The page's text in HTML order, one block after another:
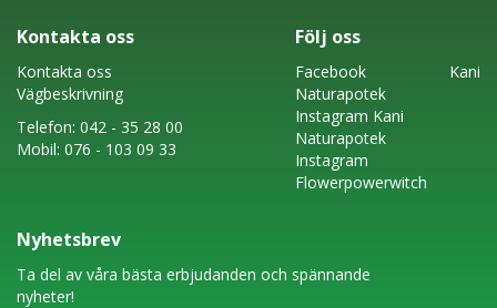
Kontakta oss
Kontakta oss
Vägbeskrivning
Telefon: 042 - 35 28 00
Mobil: 076 - 103 09 33
Följ oss
FacebookKani
Naturapotek
Instagram Kani
Naturapotek
Instagram
Flowerpowerwitch
Nyhetsbrev
Ta del av våra bästa erbjudanden och spännande
nyheter!